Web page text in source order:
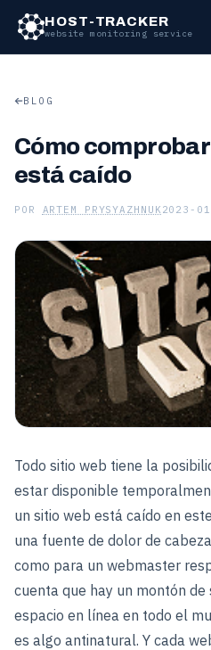
HOST-TRACKER
website monitoring service
BLOG
Cómo
está caído
POR ARTEM PRYSYAZHNUK 2023-
Todo sitio web tiene la
estar disponible
un sitio web está caído en
una fuente de dolor de
como para un webmaster
cuenta que hay un montón
espacio en línea en todo el
es algo antinatural. Y cada